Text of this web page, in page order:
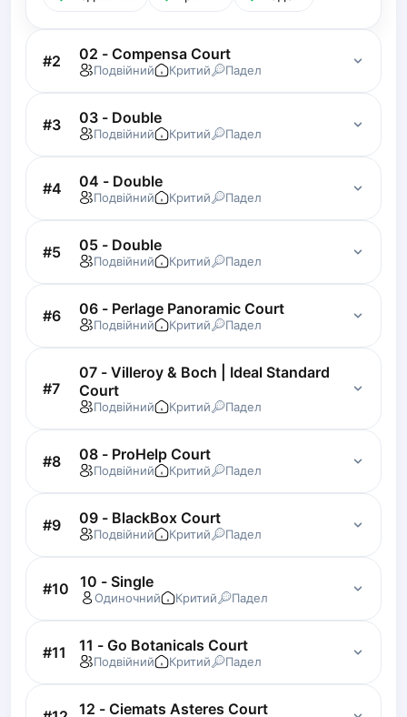
Lisbon
Bucharest
Alicante
Cherkasy
Chernivtsi
Dnipro
Ivano-Frankivsk
Kharkiv
Khmelnytskyi
Kryvyi Rih
Lutsk
Rivne
Sumy
Uzhhorod
Zaporizhzhia
Українська Cities
Prague
Batumi
Kutaisi
Tbilisi
Budapest
Riga
Arlamow
Bialystok
Bielsko-Biala
Bolesławiec
#2 02 - Compensa Court
Подвійний Критий Падел
#3 03 - Double
Подвійний Критий Падел
#4 04 - Double
Подвійний Критий Падел
#5 05 - Double
Подвійний Критий Падел
#6 06 - Perlage Panoramic Court
Подвійний Критий Падел
#7
07 - Villeroy & Boch | Ideal Standard
Court
Подвійний Критий Падел
#8 08 - ProHelp Court
Подвійний Критий Падел
#9 09 - BlackBox Court
Подвійний Критий Падел
#10 10 - Single
Одиночний Критий Падел
#11 11 - Go Botanicals Court
Подвійний Критий Падел
12 - Ciemats Asteres Court